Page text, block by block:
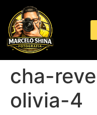
cha-
olivia-4